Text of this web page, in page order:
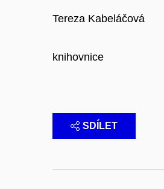
Tereza Kabeláčová
knihovnice
SDÍLET